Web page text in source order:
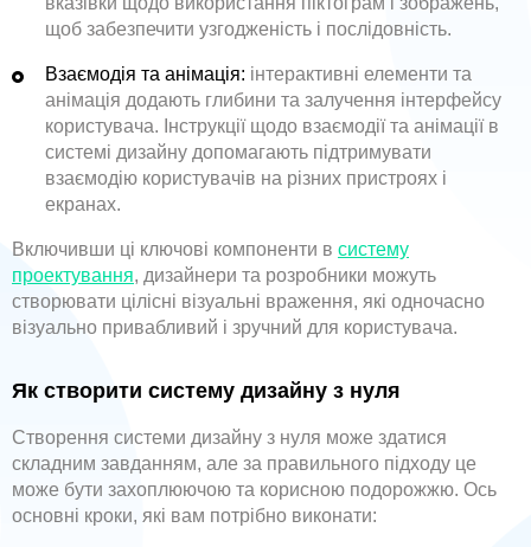
щоб забезпечити узгодженість і послідовність.
Взаємодія та анімація: інтерактивні елементи та
анімація додають глибини та залучення інтерфейсу
користувача. Інструкції щодо взаємодії та анімації в
системі дизайну допомагають підтримувати
взаємодію користувачів на різних пристроях і
екранах.
Включивши ці ключові компоненти в систему
проектування, дизайнери та розробники можуть
створювати цілісні візуальні враження, які одночасно
візуально привабливий і зручний для користувача.
Як створити систему дизайну з нуля
Створення системи дизайну з нуля може здатися
складним завданням, але за правильного підходу це
може бути захоплюючою та корисною подорожжю. Ось
основні кроки, які вам потрібно виконати: